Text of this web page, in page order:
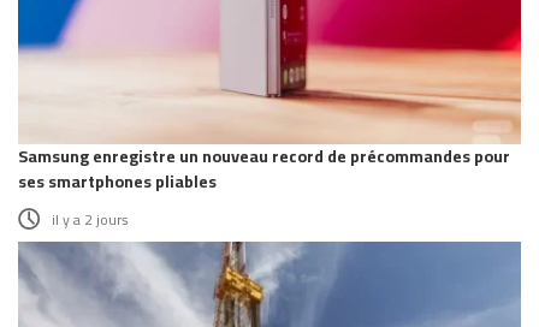
Samsung enregistre un nouveau record de précommandes pour
ses smartphones pliables
il y a 2 jours